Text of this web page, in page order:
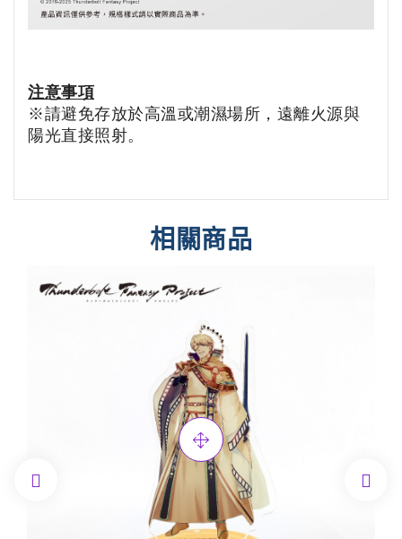
注意事項
※請避免存放於高溫或潮濕場所，遠離火源與
陽光直接照射。
相關商品
 